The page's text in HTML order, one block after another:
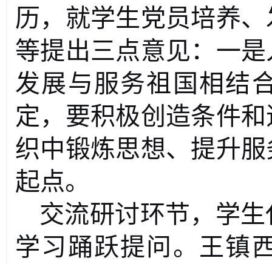
历，就学生党员培养
等提出三点意见： 一是
发展与服务祖国相结
定 ， 要积极创造条件和
织中锻炼思想、提升
起点。
交流研讨环节，学
学习踊跃提问。王镇